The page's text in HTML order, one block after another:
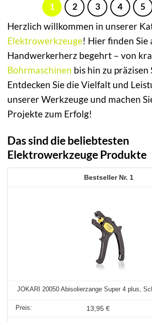
1 2 3 4 5
Herzlich willkommen in unserer
Elektrowerkzeuge! Hier finden Sie
Handwerkerherz begehrt – von
Bohrmaschinen bis hin zu präzisen
Entdecken Sie die Vielfalt und
unserer Werkzeuge und machen
Projekte zum Erfolg!
Das sind die beliebtesten
Elektrowerkzeuge Produkte
1
JOKARI 20050 Abisolierzange Super 4 plus,
13,95 €